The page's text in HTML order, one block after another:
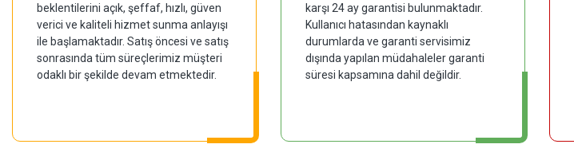
beklentilerini açık, şeffaf, hızlı, güven
verici ve kaliteli hizmet sunma anlayışı
ile başlamaktadır. Satış öncesi ve satış
sonrasında tüm süreçlerimiz müşteri
odaklı bir şekilde devam etmektedir.
karşı 24 ay garantisi bulunmaktadır.
Kullanıcı hatasından kaynaklı
durumlarda ve garanti servisimiz
dışında yapılan müdahaleler garanti
süresi kapsamına dahil değildir.